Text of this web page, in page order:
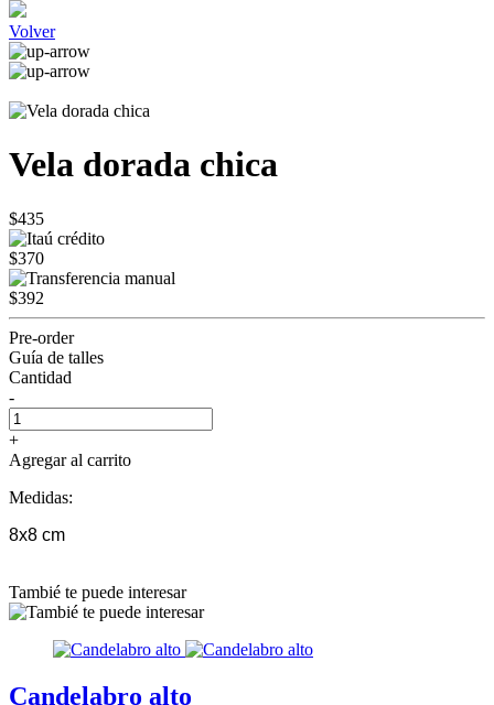
Volver
Vela dorada chica
$435
$370
$392
Pre-order
Guía de talles
Cantidad
-
+
Agregar al carrito
Medidas:
8x8 cm
Tambié te puede interesar
Candelabro alto